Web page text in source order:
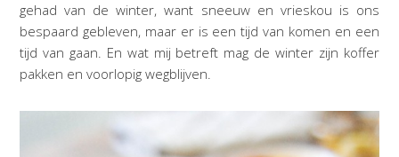
gehad van de winter, want sneeuw en vrieskou is ons
bespaard gebleven, maar er is een tijd van komen en een
tijd van gaan. En wat mij betreft mag de winter zijn koffer
pakken en voorlopig wegblijven.